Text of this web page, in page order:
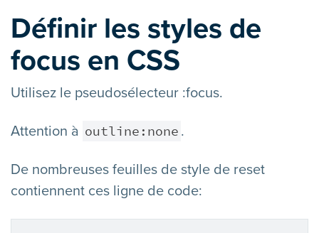
Définir les styles de
focus en CSS
Utilisez le pseudosélecteur :focus.
Attention à outline:none .
De nombreuses feuilles de style de reset
contiennent ces ligne de code: